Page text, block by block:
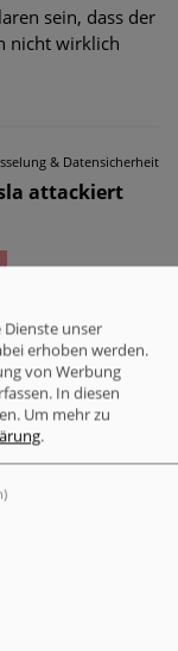
sein, dass der
nicht wirklich
& Datensicherheit
attackiert
Schwachstelle in
– Check Point
Dienste unser
erhoben werden.
von Werbung
In diesen
Um mehr zu
.